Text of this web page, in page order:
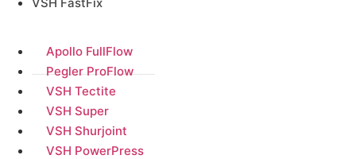
Apollo FullFlow
Pegler ProFlow
VSH Tectite
VSH Super
VSH Shurjoint
VSH PowerPress